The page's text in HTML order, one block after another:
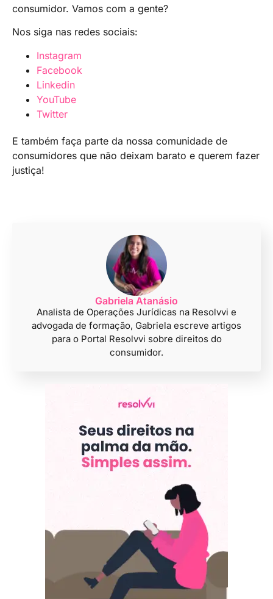
consumidor. Vamos com a gente?
Nos siga nas redes sociais:
Instagram
Facebook
Linkedin
YouTube
Twitter
E também faça parte da nossa comunidade de
consumidores que não deixam barato e querem fazer
justiça!
Gabriela Atanásio
Analista de Operações Jurídicas na Resolvvi e
advogada de formação, Gabriela escreve artigos
para o Portal Resolvvi sobre direitos do
consumidor.